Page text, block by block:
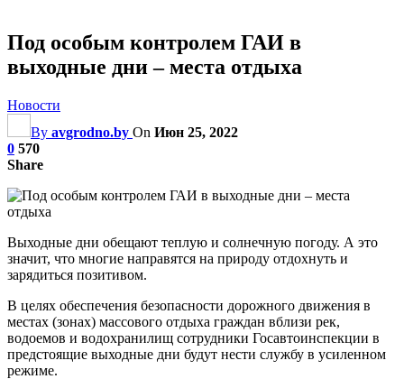
Под особым контролем ГАИ в
выходные дни – места отдыха
Новости
By avgrodno.by On Июн 25, 2022
0 570
Share
Выходные дни обещают теплую и солнечную погоду. А это
значит, что многие направятся на природу отдохнуть и
зарядиться позитивом.
В целях обеспечения безопасности дорожного движения в
местах (зонах) массового отдыха граждан вблизи рек,
водоемов и водохранилищ сотрудники Госавтоинспекции в
предстоящие выходные дни будут нести службу в усиленном
режиме.